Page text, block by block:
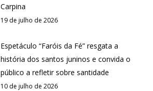
Carpina
19 de julho de 2026
Espetáculo “Faróis da Fé” resgata a
história dos santos juninos e convida o
público a refletir sobre santidade
10 de julho de 2026